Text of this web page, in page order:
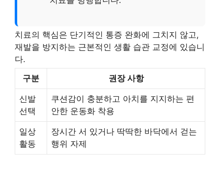
치료의 핵심은 단기적인 통증 완화에 그치지 않고,
재발을 방지하는 근본적인 생활 습관 교정에 있습니
다.
구분
권장 사항
신발
선택
쿠션감이 충분하고 아치를 지지하는 편
안한 운동화 착용
일상
활동
장시간 서 있거나 딱딱한 바닥에서 걷는
행위 자제